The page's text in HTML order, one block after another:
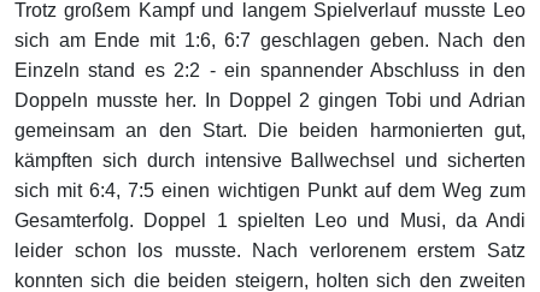
Trotz großem Kampf und langem Spielverlauf musste Leo
sich am Ende mit 1:6, 6:7 geschlagen geben. Nach den
Einzeln stand es 2:2 - ein spannender Abschluss in den
Doppeln musste her. In Doppel 2 gingen Tobi und Adrian
gemeinsam an den Start. Die beiden harmonierten gut,
kämpften sich durch intensive Ballwechsel und sicherten
sich mit 6:4, 7:5 einen wichtigen Punkt auf dem Weg zum
Gesamterfolg. Doppel 1 spielten Leo und Musi, da Andi
leider schon los musste. Nach verlorenem erstem Satz
konnten sich die beiden steigern, holten sich den zweiten